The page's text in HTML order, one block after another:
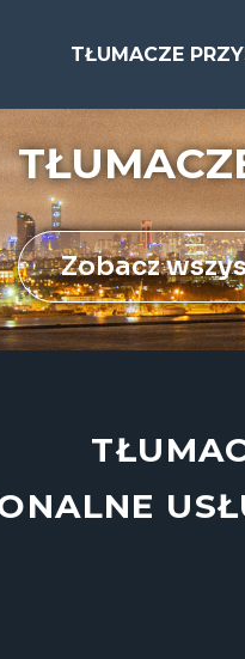
TŁUMACZE
Zobacz